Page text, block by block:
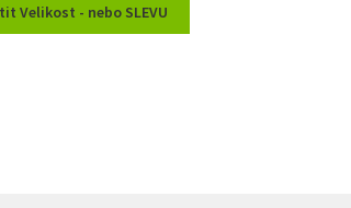
Velikost - nebo SLEVU